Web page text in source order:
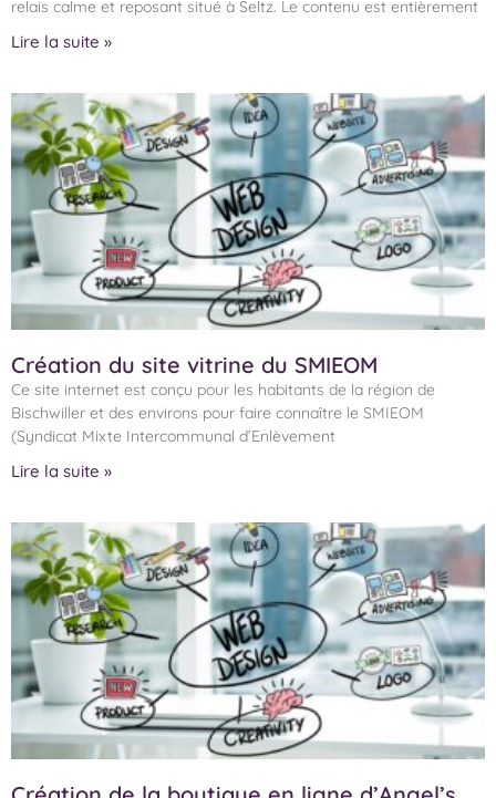
relais calme et reposant situé à Seltz. Le contenu est entièrement
Lire la suite »
Création du site vitrine du SMIEOM
Ce site internet est conçu pour les habitants de la région de
Bischwiller et des environs pour faire connaître le SMIEOM
(Syndicat Mixte Intercommunal d’Enlèvement
Lire la suite »